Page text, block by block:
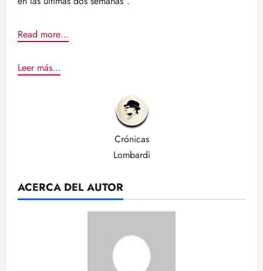
Read more…
Leer más…
Crónicas
Lombardi
ACERCA DEL AUTOR